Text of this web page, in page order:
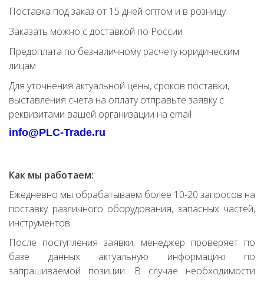
Поставка под заказ от 15 дней оптом и в розницу
Заказать можно с доставкой по России
Предоплата по безналичному расчету юридическим
лицам
Для уточнения актуальной цены, сроков поставки,
выставления счета на оплату отправьте заявку с
реквизитами вашей организации на email
info@PLC-Trade.ru
Как мы работаем:
Ежедневно мы обрабатываем более 10-20 запросов на
поставку различного оборудования, запасных частей,
инструментов.
После поступления заявки, менеджер проверяет по
базе данных актуальную информацию по
запрашиваемой позиции. В случае необходимости